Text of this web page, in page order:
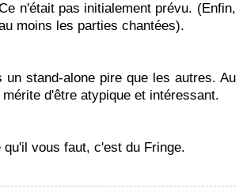
n'était pas initialement prévu. (Enfin,
moins les parties chantées).
un stand-alone pire que les autres. Au
d'être atypique et intéressant.
vous faut, c'est du Fringe.